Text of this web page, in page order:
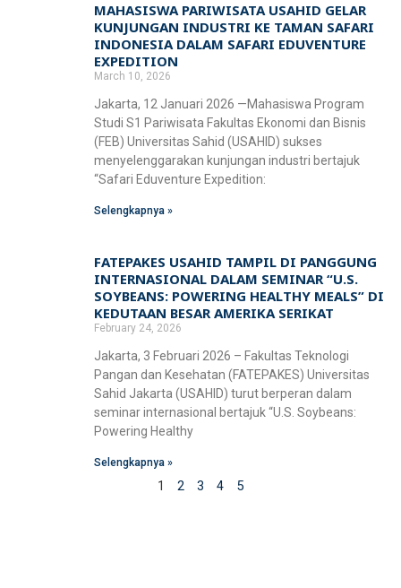
MAHASISWA PARIWISATA USAHID GELAR
KUNJUNGAN INDUSTRI KE TAMAN SAFARI
INDONESIA DALAM SAFARI EDUVENTURE
EXPEDITION
March 10, 2026
Jakarta, 12 Januari 2026 —Mahasiswa Program
Studi S1 Pariwisata Fakultas Ekonomi dan Bisnis
(FEB) Universitas Sahid (USAHID) sukses
menyelenggarakan kunjungan industri bertajuk
“Safari Eduventure Expedition:
Selengkapnya »
FATEPAKES USAHID TAMPIL DI PANGGUNG
INTERNASIONAL DALAM SEMINAR “U.S.
SOYBEANS: POWERING HEALTHY MEALS” DI
KEDUTAAN BESAR AMERIKA SERIKAT
February 24, 2026
Jakarta, 3 Februari 2026 – Fakultas Teknologi
Pangan dan Kesehatan (FATEPAKES) Universitas
Sahid Jakarta (USAHID) turut berperan dalam
seminar internasional bertajuk “U.S. Soybeans:
Powering Healthy
Selengkapnya »
1 2 3 4 5